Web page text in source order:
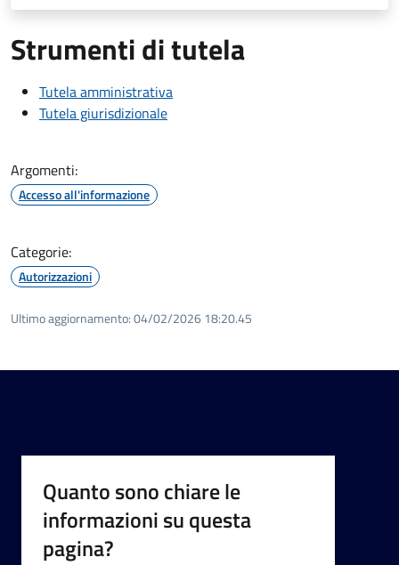
Strumenti di tutela
Tutela amministrativa
Tutela giurisdizionale
Argomenti:
Accesso all'informazione
Categorie:
Autorizzazioni
Ultimo aggiornamento:04/02/2026 18:20.45
Quanto sono chiare le
informazioni su questa
pagina?